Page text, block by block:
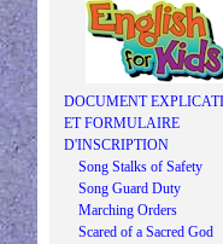
DOCUMENT
ET FORMULAIRE
D'INSCRIPTION
Song Stalks of Safety
Song Guard Duty
Marching Orders
Scared of a Sacred God